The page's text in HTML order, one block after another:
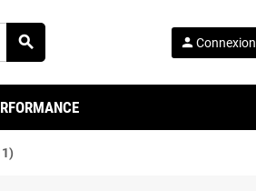
search person Connexion